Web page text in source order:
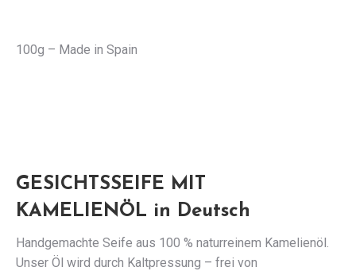
100g – Made in Spain
GESICHTSSEIFE MIT
KAMELIENÖL in Deutsch
Handgemachte Seife aus 100 % naturreinem Kamelienöl.
Unser Öl wird durch Kaltpressung – frei von